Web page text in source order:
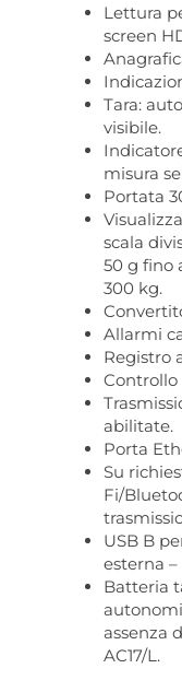
Lettura
screen
Tara:
visibile.
misura
Portata
scala
50 g fino
300 kg.
Allarmi
Registro
abilitate.
Porta
Su
Fi/
USB B
esterna –
Batteria
assenza
AC17/L.